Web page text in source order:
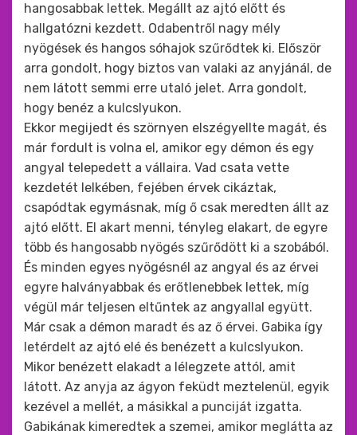
hangosabbak lettek. Megállt az ajtó előtt és
hallgatózni kezdett. Odabentről nagy mély
nyögések és hangos sóhajok szűrődtek ki. Először
arra gondolt, hogy biztos van valaki az anyjánál, de
nem látott semmi erre utaló jelet. Arra gondolt,
hogy benéz a kulcslyukon.
Ekkor megijedt és szörnyen elszégyellte magát, és
már fordult is volna el, amikor egy démon és egy
angyal telepedett a vállaira. Vad csata vette
kezdetét lelkében, fejében érvek cikáztak,
csapódtak egymásnak, míg ő csak meredten állt az
ajtó előtt. El akart menni, tényleg elakart, de egyre
több és hangosabb nyögés szűrődött ki a szobából.
És minden egyes nyögésnél az angyal és az érvei
egyre halványabbak és erőtlenebbek lettek, míg
végül már teljesen eltűntek az angyallal együtt.
Már csak a démon maradt és az ő érvei. Gabika így
letérdelt az ajtó elé és benézett a kulcslyukon.
Mikor benézett elakadt a lélegzete attól, amit
látott. Az anyja az ágyon feküdt meztelenül, egyik
kezével a mellét, a másikkal a punciját izgatta.
Gabikának kimeredtek a szemei, amikor meglátta az